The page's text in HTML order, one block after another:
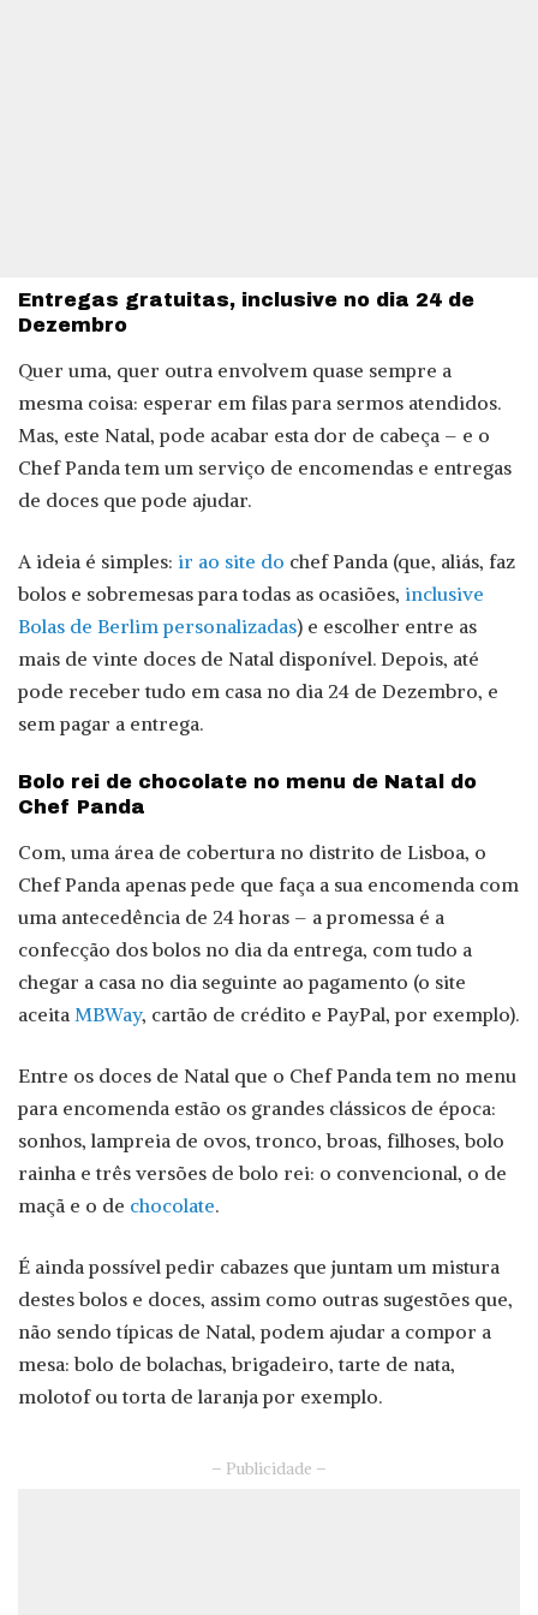
Entregas gratuitas, inclusive no dia 24 de
Dezembro
Quer uma, quer outra envolvem quase sempre a
mesma coisa: esperar em filas para sermos atendidos.
Mas, este Natal, pode acabar esta dor de cabeça – e o
Chef Panda tem um serviço de encomendas e entregas
de doces que pode ajudar.
A ideia é simples: ir ao site do chef Panda (que, aliás, faz
bolos e sobremesas para todas as ocasiões, inclusive
Bolas de Berlim personalizadas) e escolher entre as
mais de vinte doces de Natal disponível. Depois, até
pode receber tudo em casa no dia 24 de Dezembro, e
sem pagar a entrega.
Bolo rei de chocolate no menu de Natal do
Chef Panda
Com, uma área de cobertura no distrito de Lisboa, o
Chef Panda apenas pede que faça a sua encomenda com
uma antecedência de 24 horas – a promessa é a
confecção dos bolos no dia da entrega, com tudo a
chegar a casa no dia seguinte ao pagamento (o site
aceita MBWay, cartão de crédito e PayPal, por exemplo).
Entre os doces de Natal que o Chef Panda tem no menu
para encomenda estão os grandes clássicos de época:
sonhos, lampreia de ovos, tronco, broas, filhoses, bolo
rainha e três versões de bolo rei: o convencional, o de
maçã e o de chocolate.
É ainda possível pedir cabazes que juntam um mistura
destes bolos e doces, assim como outras sugestões que,
não sendo típicas de Natal, podem ajudar a compor a
mesa: bolo de bolachas, brigadeiro, tarte de nata,
molotof ou torta de laranja por exemplo.
– Publicidade –